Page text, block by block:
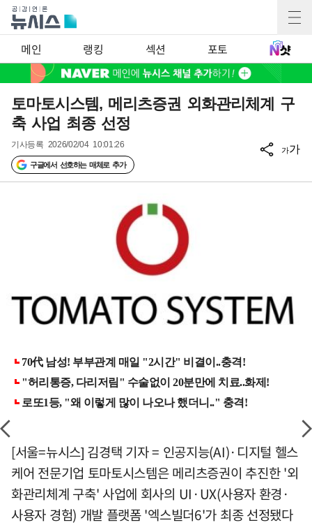
메인 랭킹 섹션 포토
토마토시스템, 메리츠증권 외화관리체계 구
축 사업 최종 선정
기사등록 2026/02/04 10:01:26
구글에서 선호하는 매체로 추가
가가
[서울=뉴시스] 김경택 기자 = 인공지능(AI)·디지털 헬스
케어 전문기업 토마토시스템은 메리츠증권이 추진한 '외
화관리체계 구축' 사업에 회사의 UI·UX(사용자 환경·
사용자 경험) 개발 플랫폼 '엑스빌더6'가 최종 선정됐다